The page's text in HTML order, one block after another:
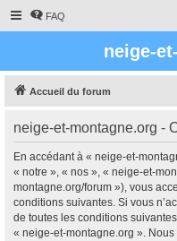
FAQ
neige-
Accueil du forum
neige-et-montagne.org -
En accédant à « neige-et-
« notre », « nos », « neige-et-
montagne.org/forum »), vous
conditions suivantes. Si vous
de toutes les conditions
« neige-et-montagne.org ».